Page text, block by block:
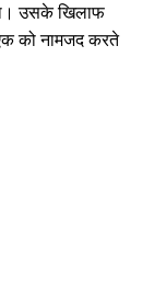
उसके खिलाफ
को नामजद करते